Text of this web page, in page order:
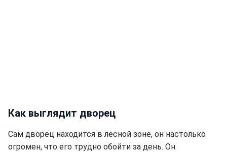
Как выглядит дворец
Сам дворец находится в лесной зоне, он настолько
огромен, что его трудно обойти за день. Он